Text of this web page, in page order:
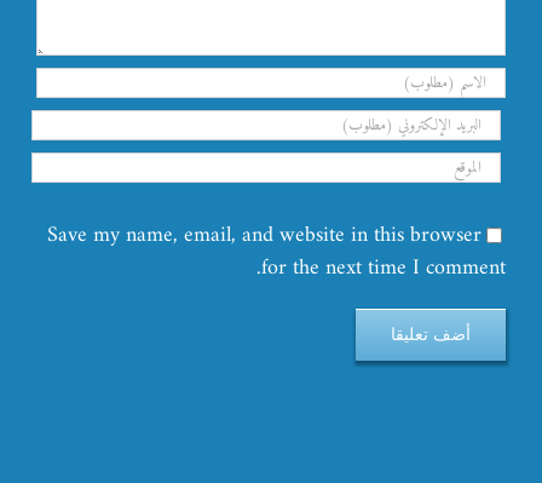
Save my name, email, and website in this browser
for the next time I comment.